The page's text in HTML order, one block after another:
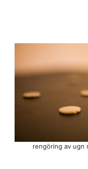
rengöring av ugn